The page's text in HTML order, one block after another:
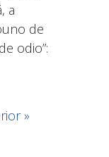
a
de
odio”:
»